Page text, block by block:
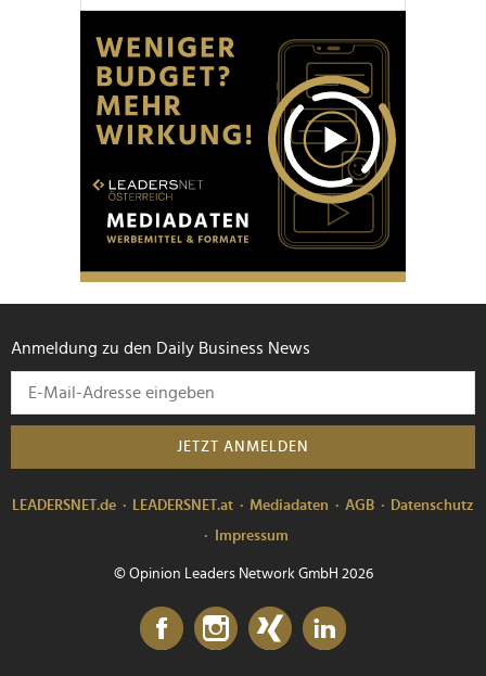
Anmeldung zu den Daily Business News
JETZT ANMELDEN
LEADERSNET.de LEADERSNET.at Mediadaten AGB
Datenschutz
Impressum
© Opinion Leaders Network GmbH 2026